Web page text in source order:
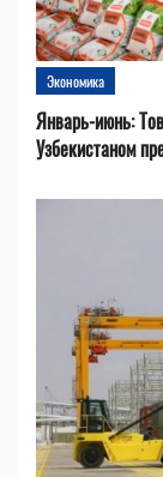
Экономика
Январь-июнь:
Узбекистаном